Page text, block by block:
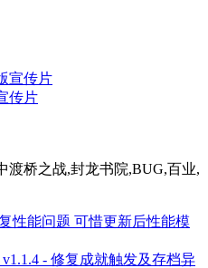
传片
渡桥之战,封龙书院,BUG,百业,
性能问题 可惜更新后性能模
- 修复成就触发及存档异